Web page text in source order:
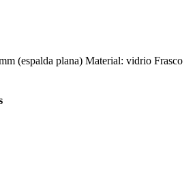
(espalda plana) Material: vidrio Frasco